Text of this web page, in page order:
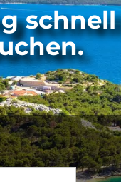
schnell